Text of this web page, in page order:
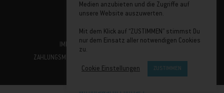
info@ostfrieslandcard.com
Folge uns
IMPRESSUM
ZAHLUNGSMETHODEN
ATB
Medien anzubieten und die Zugriffe auf
unsere Website auszuwerten.
Mit dem Klick auf “ZUSTIMMEN” stimmst Du
nur dem Einsatz aller notwendigen Cookies
zu.
Cookie Einstellungen ZUSTIMMEN